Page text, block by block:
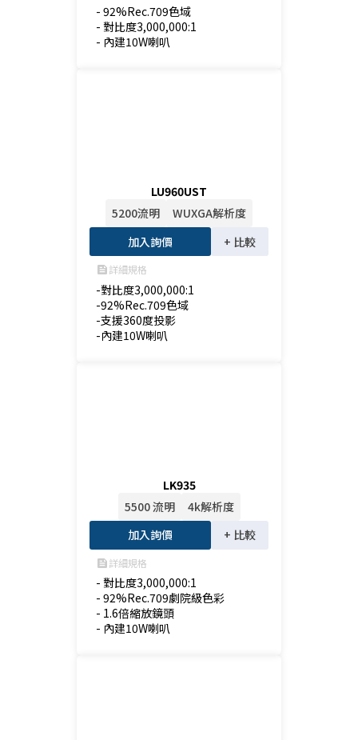
- 92%Rec.709色域
- 對比度3,000,000:1
- 內建10W喇叭
LU960UST
5200流明
WUXGA解析度
加入詢價
+ 比較
feed詳細規格
-對比度3,000,000:1
-92%Rec.709色域
-支援360度投影
-內建10W喇叭
LK935
5500 流明
4k解析度
加入詢價
+ 比較
feed詳細規格
- 對比度3,000,000:1
- 92%Rec.709劇院級色彩
- 1.6倍縮放鏡頭
- 內建10W喇叭